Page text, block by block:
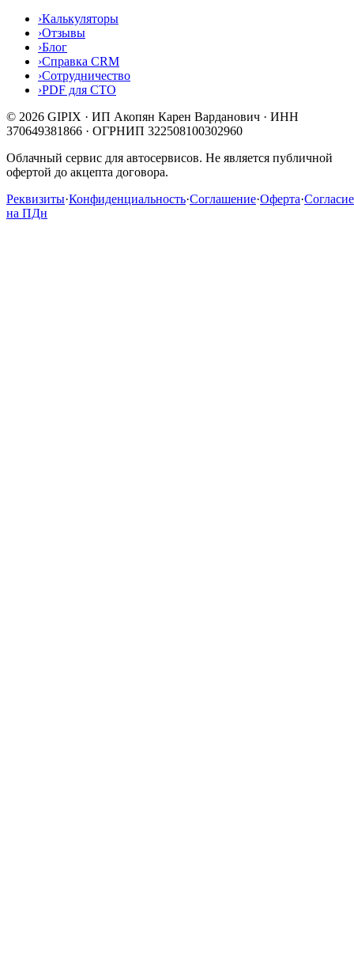
›Калькуляторы
›Отзывы
›Блог
›Справка CRM
›Сотрудничество
›PDF для СТО
© 2026 GIPIX · ИП Акопян Карен Варданович · ИНН
370649381866 · ОГРНИП 322508100302960
Облачный сервис для автосервисов. Не является публичной
офертой до акцепта договора.
Реквизиты·Конфиденциальность·Соглашение·Оферта·Согласие
на ПДн